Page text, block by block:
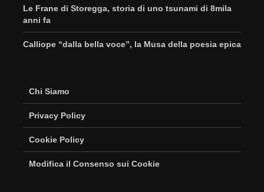
Le Frane di Storegga, storia di uno tsunami di 8mila
anni fa
Calliope “dalla bella voce”, la Musa della poesia epica
Chi Siamo
Privacy Policy
Cookie Policy
Modifica il Consenso sui Cookie